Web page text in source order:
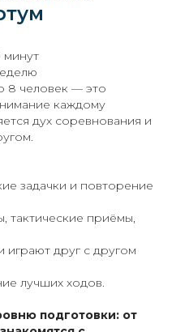
минут
8 человек — это
каждому
дух соревнования и
задачки и повторение
тактические приёмы,
играют друг с другом
лучших ходов.
подготовки: от